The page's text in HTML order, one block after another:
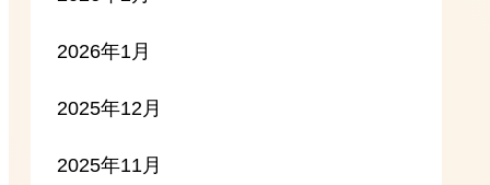
2026年1月
2025年12月
2025年11月